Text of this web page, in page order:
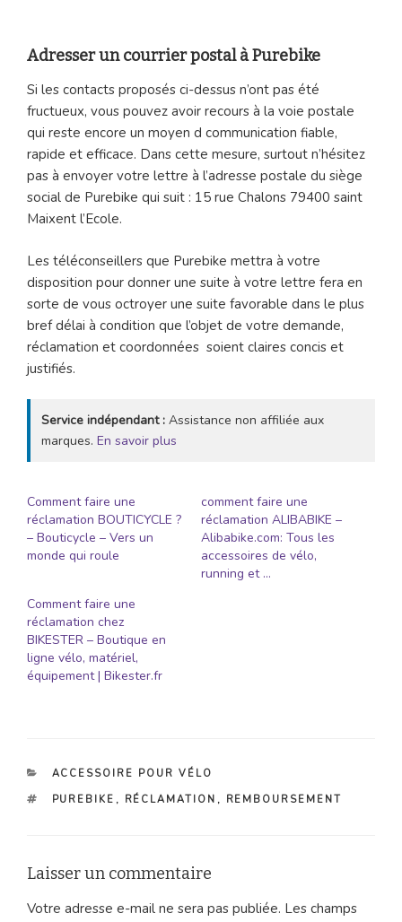
Adresser un courrier postal à Purebike
Si les contacts proposés ci-dessus n’ont pas été
fructueux, vous pouvez avoir recours à la voie postale
qui reste encore un moyen d communication fiable,
rapide et efficace. Dans cette mesure, surtout n’hésitez
pas à envoyer votre lettre à l’adresse postale du siège
social de Purebike qui suit : 15 rue Chalons 79400 saint
Maixent l’Ecole.
Les téléconseillers que Purebike mettra à votre
disposition pour donner une suite à votre lettre fera en
sorte de vous octroyer une suite favorable dans le plus
bref délai à condition que l’objet de votre demande,
réclamation et coordonnées soient claires concis et
justifiés.
Service indépendant : Assistance non affiliée aux
marques. En savoir plus
Comment faire une
réclamation BOUTICYCLE ?
– Bouticycle – Vers un
monde qui roule
comment faire une
réclamation ALIBABIKE –
Alibabike.com: Tous les
accessoires de vélo,
running et …
Comment faire une
réclamation chez
BIKESTER – Boutique en
ligne vélo, matériel,
équipement | Bikester.fr
CATÉGORIES
ACCESSOIRE POUR VÉLO
ÉTIQUETTES
PUREBIKE , RÉCLAMATION , REMBOURSEMENT
Laisser un commentaire
Votre adresse e-mail ne sera pas publiée. Les champs